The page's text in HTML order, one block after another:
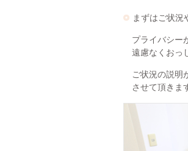
まずはご状況
プライバシー
遠慮なくおっ
ご状況の説明
させて頂きま